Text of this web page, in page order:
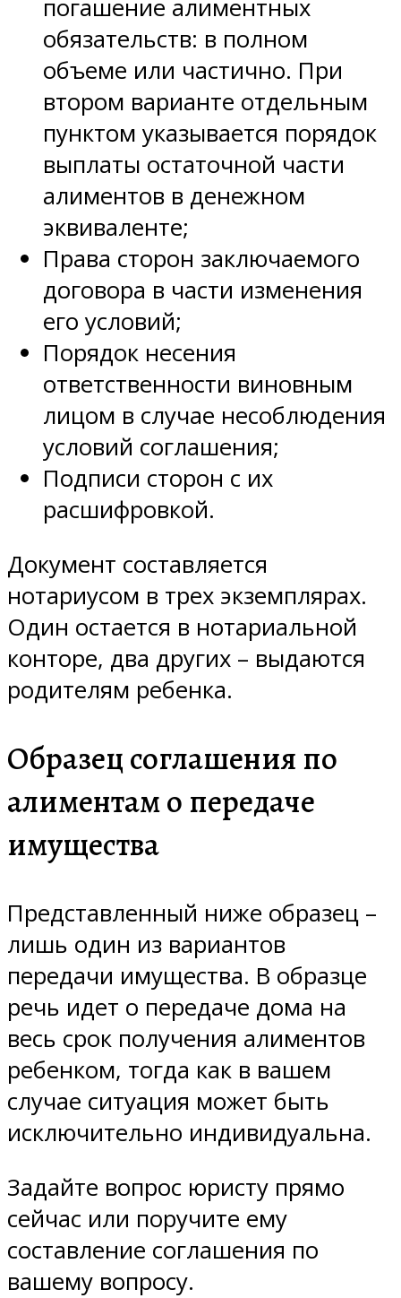
погашение алиментных
обязательств: в полном
объеме или частично. При
втором варианте отдельным
пунктом указывается порядок
выплаты остаточной части
алиментов в денежном
эквиваленте;
Права сторон заключаемого
договора в части изменения
его условий;
Порядок несения
ответственности виновным
лицом в случае несоблюдения
условий соглашения;
Подписи сторон с их
расшифровкой.
Документ составляется
нотариусом в трех экземплярах.
Один остается в нотариальной
конторе, два других – выдаются
родителям ребенка.
Образец соглашения по
алиментам о передаче
имущества
Представленный ниже образец –
лишь один из вариантов
передачи имущества. В образце
речь идет о передаче дома на
весь срок получения алиментов
ребенком, тогда как в вашем
случае ситуация может быть
исключительно индивидуальна.
Задайте вопрос юристу прямо
сейчас или поручите ему
составление соглашения по
вашему вопросу.